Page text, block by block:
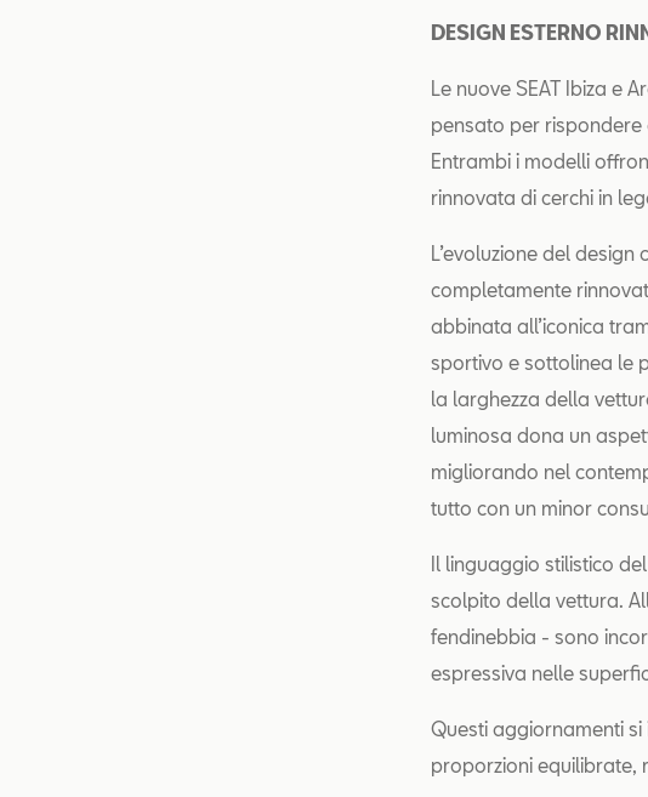
DESIGN ESTERNO
Le nuove SEAT Ibiza e
pensato per rispondere
Entrambi i modelli
rinnovata di cerchi in
L’evoluzione del
completamente
abbinata all’iconica
sportivo e sottolinea le
la larghezza della
luminosa dona un
migliorando nel
tutto con un minor
Il linguaggio stilistico
scolpito della vettura.
fendinebbia - sono
espressiva nelle
Questi aggiornamenti
proporzioni equilibrate,